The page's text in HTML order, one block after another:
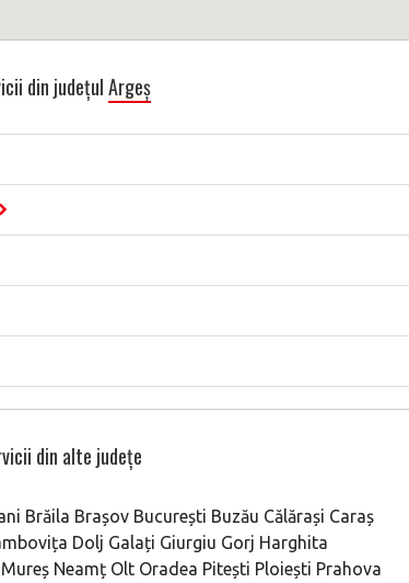
din județulArgeș
din alte județe
Brăila Brașov București Buzău Călărași Caraș
Dolj Galați Giurgiu Gorj Harghita
Mureș Neamț Olt Oradea Pitești Ploiești Prahova